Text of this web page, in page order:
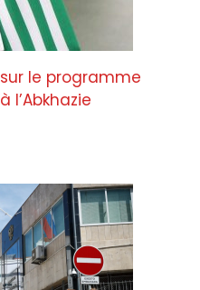
le programme
l’Abkhazie